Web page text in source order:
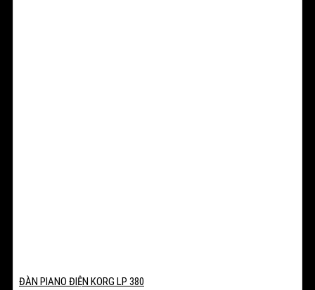
ĐÀN PIANO ĐIỆN KORG LP 380